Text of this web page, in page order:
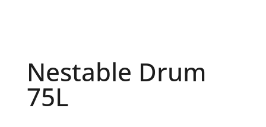
Nestable Drum
75L